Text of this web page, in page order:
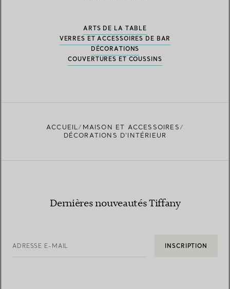
ARTS DE LA TABLE
VERRES ET ACCESSOIRES DE BAR
DÉCORATIONS
COUVERTURES ET COUSSINS
ACCUEIL
MAISON ET ACCESSOIRES
DÉCORATIONS D'INTÉRIEUR
Dernières nouveautés Tiffany
ADRESSE E-MAIL INSCRIPTION